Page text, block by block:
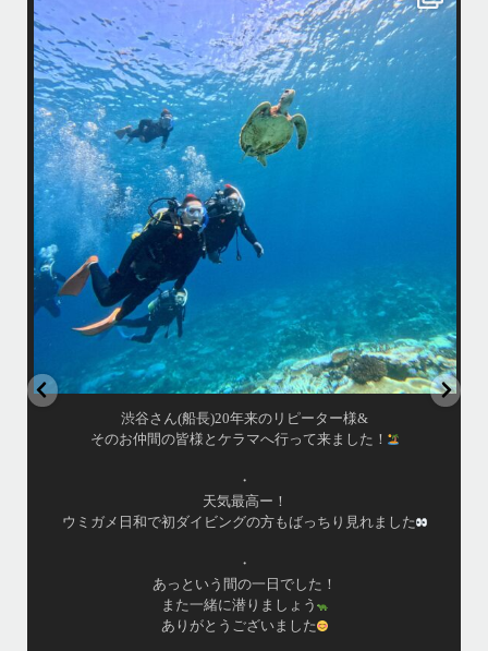
はいさい！
アイランドメッセージです
•
最近投稿できてませんでしたが今シーズンも渡嘉敷島上陸ツアーとケラ
マ体験ダイビング&シュノーケル班に分かれて毎日海へ行っております
•
海が穏やかな日がずーっと続いていてボートダイビングには最高のコン
ディションです！
昔よく潜りに来て下さっていたリピーターさんの子供が10才になったの
で一緒にダイビングデビュー…なんて嬉しいシチュエーションもあり、
毎日色々なお客様と楽しくご一緒させて頂いてます
渡嘉敷島の方も夏には珍しい北風つづきのおかげでビーチが穏やか
...
8月 14
はいさい！
アイランドメッセージです
最近投稿できてませんでしたが今シーズンも渡嘉敷島上陸
ツアーとケラマ体験ダイビング&シュノーケル班に分かれて
毎日海へ行っております
海が穏やかな日がずーっと続いていてボートダイビングに
は最高のコンディションです！
昔よく潜りに来て下さっていたリピーターさんの子供が10
才になったので一緒にダイビングデビュー…なんて嬉しい